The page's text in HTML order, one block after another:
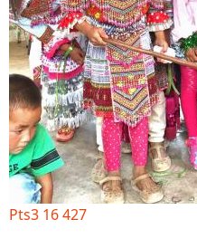
Pts3 16 427